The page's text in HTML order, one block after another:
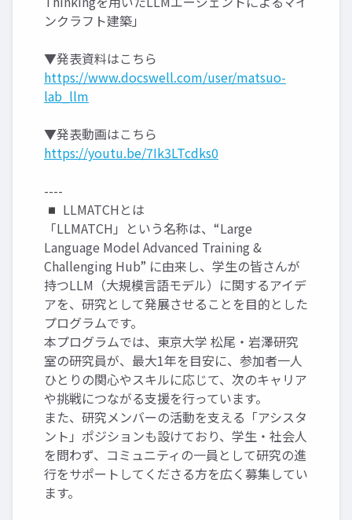
ンクラフト建築」
▼発表資料はこちら
https://www.docswell.com/user/matsuo-
lab_llm
▼発表動画はこちら
https://youtu.be/7Ik3LTcdks0
----
◾️ LLMATCHとは
「LLMATCH」という名称は、“Large
Language Model Advanced Training &
Challenging Hub” に由来し、学生の皆さんが
持つLLM（大規模言語モデル）に関するアイデ
アを、研究として発展させることを目的とした
プログラムです。
本プログラムでは、東京大学 松尾・岩澤研究
室の研究員が、最大1年を目安に、参加者一人
ひとりの関心やスキルに応じて、次のキャリア
や挑戦につながる支援を行っています。
また、研究メンバーの活動を支える「アシスタ
ント」ポジションも設けており、学生・社会人
を問わず、コミュニティの一員として研究の進
行をサポートしてくださる方を広く募集してい
ます。